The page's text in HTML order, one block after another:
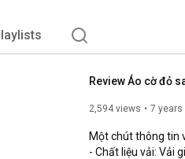
2,594 views 7 years
Một chút thông tin
- Chất liệu vải: Vải